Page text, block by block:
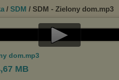
/ SDM / SDM - Zielony dom.mp3
Play
dom.mp3
MB